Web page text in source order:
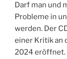
Darf man und
Probleme in
werden. Der
einer Kritik an
2024 eröffnet.